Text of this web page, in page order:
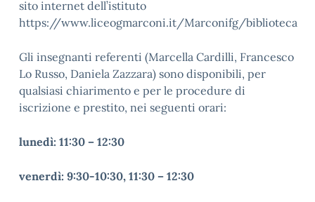
sito internet dell’istituto
https://www.liceogmarconi.it/Marconifg/biblioteca
Gli insegnanti referenti (Marcella Cardilli, Francesco
Lo Russo, Daniela Zazzara) sono disponibili, per
qualsiasi chiarimento e per le procedure di
iscrizione e prestito, nei seguenti orari:
lunedì: 11:30 – 12:30
venerdì: 9:30-10:30, 11:30 – 12:30